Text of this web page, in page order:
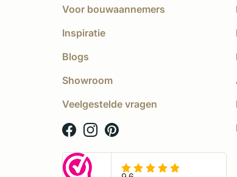
Voor bouwaannemers
Inspiratie
Blogs
Showroom
Veelgestelde vragen